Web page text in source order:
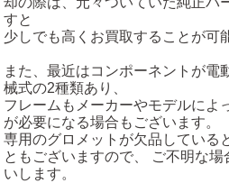
すと
少しでも高くお買取することが可
また、最近はコンポーネントが電
械式の2種類あり、
フレームもメーカーやモデルによ
が必要になる場合もございます。
専用のグロメットが欠品している
ともございますので、 ご不明な
いします。